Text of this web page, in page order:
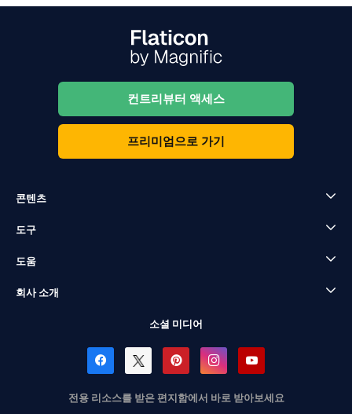
컨트리뷰터 액세스
프리미엄으로 가기
콘텐츠
도구
도움
회사 소개
소셜 미디어
전용 리소스를 받은 편지함에서 바로 받아보세요